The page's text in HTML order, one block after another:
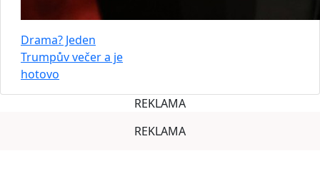
Drama? Jeden
Trumpův večer a je
hotovo
REKLAMA
REKLAMA